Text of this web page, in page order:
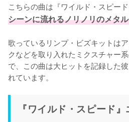
こちらの曲は『ワイルド・スピー
シーンに流れるノリノリのメタ
歌っているリンプ・ビズキットは
クなどを取り入れたミクスチャー
で、この曲は大ヒットを記録した
れています。
『ワイルド・スピード